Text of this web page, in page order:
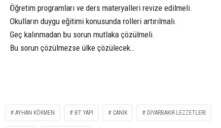
Öğretim programları ve ders materyalleri revize edilmeli.
Okulların duygu eğitimi konusunda rolleri artırılmalı.
Geç kalınmadan bu sorun mutlaka çözülmeli.
Bu sorun çözülmezse ülke çözülecek…
AYHAN KÖKMEN BT YAPI CANİK DİYARBAKIR LEZZETLERİ